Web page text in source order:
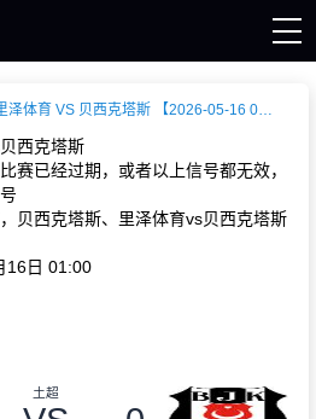
里泽体育 VS 贝西克塔斯 【2026-05-16 01:00:00】
西克塔斯
赛已经过期，或者以上信号都无效，
贝西克塔斯、里泽体育vs贝西克塔斯
16日 01:00
土超